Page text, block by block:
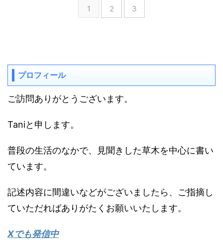
1 2 3
プロフィール
ご訪問ありがとうございます。
Taniと申します。
普段の生活のなかで、見聞きした草木を中心に書い
ています。
記述内容に間違いなどがございましたら、ご指摘し
ていただればありがたくお願いいたします。
Xでも発信中